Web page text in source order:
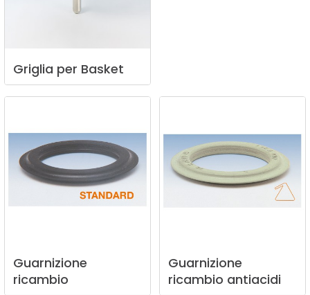
Griglia per Basket
Guarnizione
ricambio
Guarnizione
ricambio antiacidi